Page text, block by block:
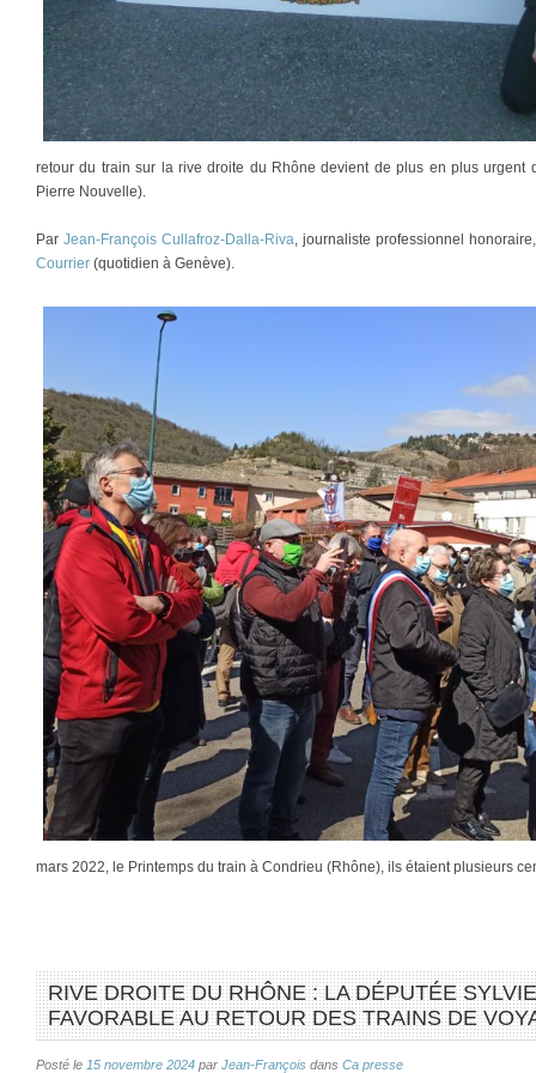
retour du train sur la rive droite du Rhône devient de plus en plus
Pierre Nouvelle).
Par Jean-François Cullafroz-Dalla-Riva , journaliste professionnel
Courrier (quotidien à Genève).
mars 2022, le Printemps du train à Condrieu (Rhône), ils étaient plusieurs
RIVE DROITE DU RHÔNE : LA DÉPUTÉE
FAVORABLE AU RETOUR DES TRAINS DE
Posté le 15 novembre 2024 par Jean-François dans Ca presse